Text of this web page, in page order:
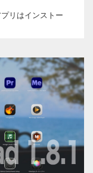
リはインストー